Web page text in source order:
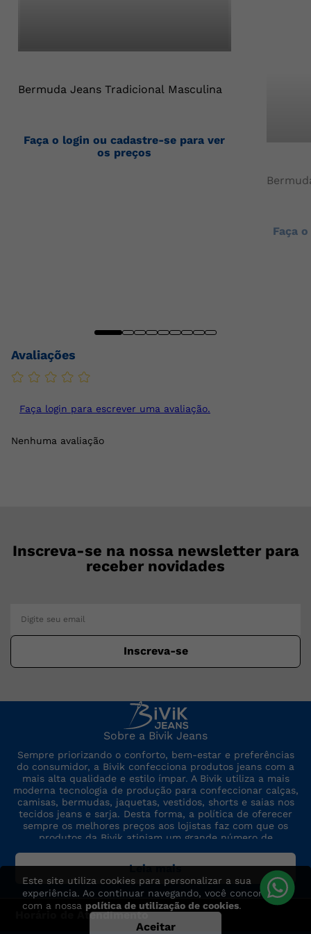
Este site utiliza cookies para personalizar a sua
experiência. Ao continuar navegando, você concorda
com a nossa política de utilização de cookies.
Aceitar
Bermuda Jeans Tradicional Masculina
Faça o login ou cadastre-se para ver
os preços
Faça
Avaliações
Faça login para escrever uma avaliação.
Nenhuma avaliação
Inscreva-se na nossa newsletter para
receber novidades
Inscreva-se
Sobre a Bivik Jeans
Sempre priorizando o conforto, bem-estar e preferências
do consumidor, a Bivik confecciona produtos jeans com a
mais alta qualidade e estilo ímpar. A Bivik utiliza a mais
moderna tecnologia de produção para confeccionar calças,
camisas, bermudas, jaquetas, vestidos, shorts e saias nos
tecidos jeans e sarja. Desta forma, a política de oferecer
sempre os melhores preços aos lojistas faz com que os
produtos da Bivik atinjam um grande número de
Leia mais
Horário de Atendimento